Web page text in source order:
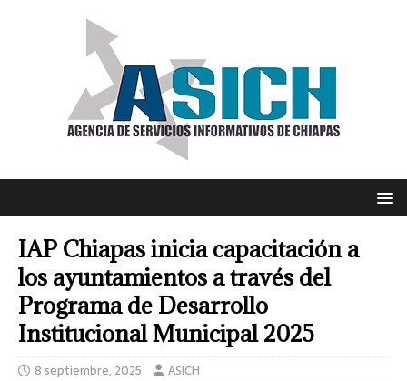
IAP Chiapas inicia capacitación a
los ayuntamientos a través del
Programa de Desarrollo
Institucional Municipal 2025
8 septiembre, 2025 ASICH